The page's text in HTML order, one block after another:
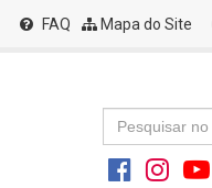
FAQ Mapa do Site